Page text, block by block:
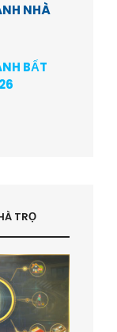
NHÀ
BẤT
TRỌ